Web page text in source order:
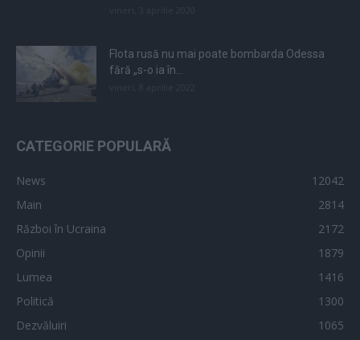
Flota rusă nu mai poate bombarda Odessa
fără „s-o ia în...
CATEGORIE POPULARĂ
News
12042
Main
2814
Război în Ucraina
2172
Opinii
1879
Lumea
1416
Politică
1300
Dezvăluiri
1065